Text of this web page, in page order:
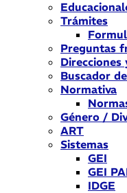
Trámites
Preguntas
Buscador
Normativa
Género /
ART
Sistemas
GEI
GEI
IDGE